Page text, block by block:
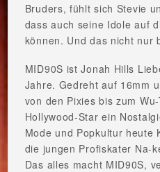
Bruders, fühlt sich Stevie
dass auch seine Idole auf
können. Und das nicht nur
MID90S ist Jonah Hills
Jahre. Gedreht auf 16mm
von den Pixies bis zum
Hollywood-Star ein
Mode und Popkultur heute
die jungen Profiskater Na-
Das alles macht MID90S,